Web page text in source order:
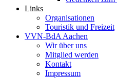
Links
Organisationen
Touristik und Freizeit
VVN-BdA Aachen
Wir über uns
Mitglied werden
Kontakt
Impressum